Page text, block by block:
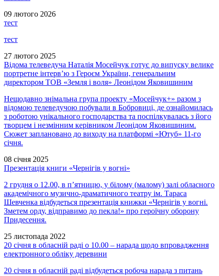
09 лютого 2026
тест
тест
27 лютого 2025
Відома телеведуча Наталія Мосейчук готує до випуску велике
портретне інтерв’ю з Героєм України, генеральним
директором ТОВ «Земля і воля» Леонідом Яковишиним
Нещодавно знімальна група проекту «Мосейчук+» разом з
відомою телеведучою побували в Бобровиці, де ознайомилась
з роботою унікального господарства та поспілкувалась з його
творцем і незмінним керівником Леонідом Яковишиним.
Сюжет заплановано до виходу на платформі «Ютуб» 11-го
січня.
08 січня 2025
Презентація книги «Чернігів у вогні»
2 грудня о 12.00, в п’ятницю, у білому (малому) залі обласного
академічного музично-драматичного театру ім. Тараса
Шевченка відбудеться презентація книжки «Чернігів у вогні.
Зметем орду, відправимо до пекла!» про героїчну оборону
Придесення.
25 листопада 2022
20 січня в обласній раді о 10.00 – нарада щодо впровадження
електронного обліку деревини
20 січня в обласній раді відбудеться робоча нарада з питань